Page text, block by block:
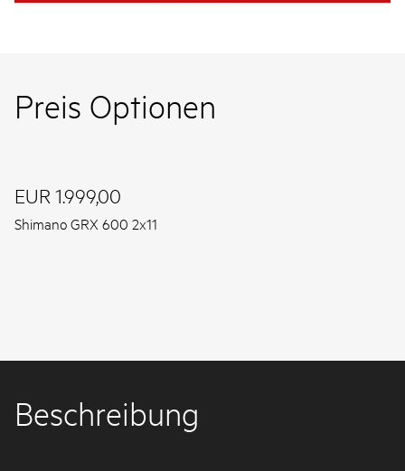
Preis Optionen
EUR 1.999,00
Shimano GRX 600 2x11
Beschreibung